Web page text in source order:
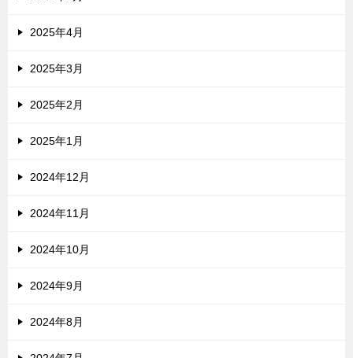
2025年4月
2025年3月
2025年2月
2025年1月
2024年12月
2024年11月
2024年10月
2024年9月
2024年8月